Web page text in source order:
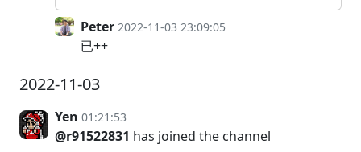
Peter 2022-11-03 23:09:05
已++
2022-11-03
Yen 01:21:53
@r91522831 has joined the channel